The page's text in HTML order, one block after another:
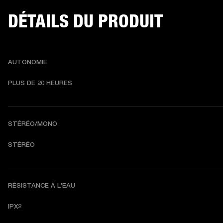
DÉTAILS DU PRODUIT
AUTONOMIE
PLUS DE 20 HEURES
STÉRÉO/MONO
STÉRÉO
RÉSISTANCE À L'EAU
IPX2